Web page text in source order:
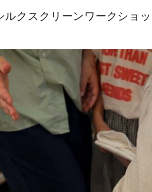
クスクリーンワークショ